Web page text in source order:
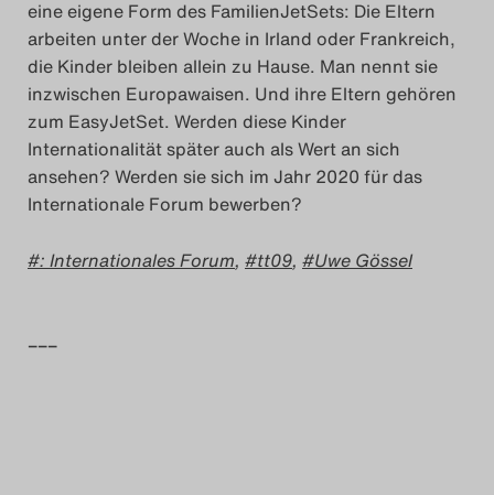
Search
eine eigene Form des FamilienJetSets: Die Eltern
arbeiten unter der Woche in Irland oder Frankreich,
die Kinder bleiben allein zu Hause. Man nennt sie
inzwischen Europawaisen. Und ihre Eltern gehören
zum EasyJetSet. Werden diese Kinder
Internationalität später auch als Wert an sich
ansehen? Werden sie sich im Jahr 2020 für das
Internationale Forum bewerben?
: Internationales Forum, tt09, Uwe Gössel
–––